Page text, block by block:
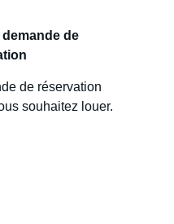
de
de réservation
souhaitez louer.